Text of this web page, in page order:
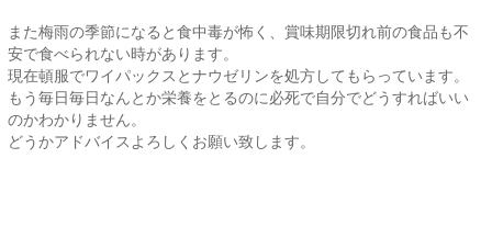
また梅雨の季節になると食中毒が怖く、賞味期限切れ前の食品も不
安で食べられない時があります。
現在頓服でワイパックスとナウゼリンを処方してもらっています。
もう毎日毎日なんとか栄養をとるのに必死で自分でどうすればいい
のかわかりません。
どうかアドバイスよろしくお願い致します。